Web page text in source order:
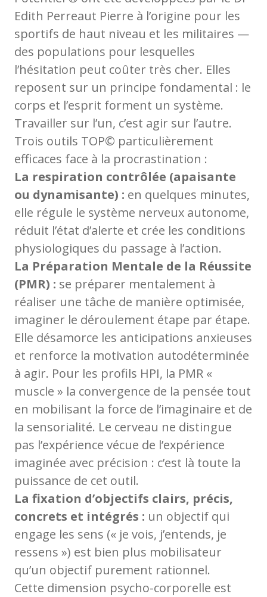
Edith Perreaut Pierre à l’origine pour les
sportifs de haut niveau et les militaires —
des populations pour lesquelles
l’hésitation peut coûter très cher. Elles
reposent sur un principe fondamental : le
corps et l’esprit forment un système.
Travailler sur l’un, c’est agir sur l’autre.
Trois outils TOP© particulièrement
efficaces face à la procrastination :
La respiration contrôlée (apaisante
ou dynamisante) : en quelques minutes,
elle régule le système nerveux autonome,
réduit l’état d’alerte et crée les conditions
physiologiques du passage à l’action.
La Préparation Mentale de la Réussite
(PMR) : se préparer mentalement à
réaliser une tâche de manière optimisée,
imaginer le déroulement étape par étape.
Elle désamorce les anticipations anxieuses
et renforce la motivation autodéterminée
à agir. Pour les profils HPI, la PMR «
muscle » la convergence de la pensée tout
en mobilisant la force de l’imaginaire et de
la sensorialité. Le cerveau ne distingue
pas l’expérience vécue de l’expérience
imaginée avec précision : c’est là toute la
puissance de cet outil.
La fixation d’objectifs clairs, précis,
concrets et intégrés : un objectif qui
engage les sens (« je vois, j’entends, je
ressens ») est bien plus mobilisateur
qu’un objectif purement rationnel.
Cette dimension psycho-corporelle est